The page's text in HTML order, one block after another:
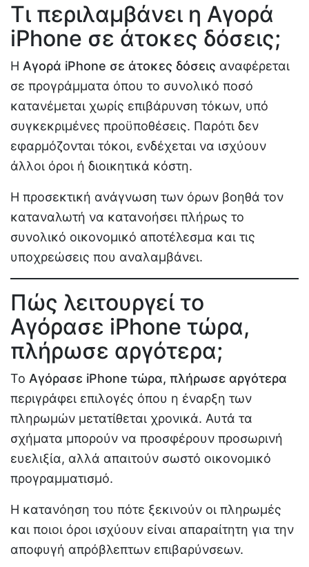
Τι περιλαμβάνει η Αγορά
iPhone σε άτοκες δόσεις;
Η Αγορά iPhone σε άτοκες δόσεις αναφέρεται
σε προγράμματα όπου το συνολικό ποσό
κατανέμεται χωρίς επιβάρυνση τόκων, υπό
συγκεκριμένες προϋποθέσεις. Παρότι δεν
εφαρμόζονται τόκοι, ενδέχεται να ισχύουν
άλλοι όροι ή διοικητικά κόστη.
Η προσεκτική ανάγνωση των όρων βοηθά τον
καταναλωτή να κατανοήσει πλήρως το
συνολικό οικονομικό αποτέλεσμα και τις
υποχρεώσεις που αναλαμβάνει.
Πώς λειτουργεί το
Αγόρασε iPhone τώρα,
πλήρωσε αργότερα;
Το Αγόρασε iPhone τώρα, πλήρωσε αργότερα
περιγράφει επιλογές όπου η έναρξη των
πληρωμών μετατίθεται χρονικά. Αυτά τα
σχήματα μπορούν να προσφέρουν προσωρινή
ευελιξία, αλλά απαιτούν σωστό οικονομικό
προγραμματισμό.
Η κατανόηση του πότε ξεκινούν οι πληρωμές
και ποιοι όροι ισχύουν είναι απαραίτητη για την
αποφυγή απρόβλεπτων επιβαρύνσεων.